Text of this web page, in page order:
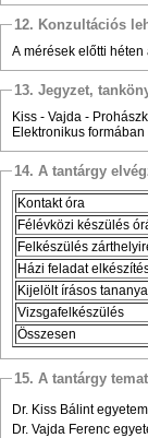
12. Konzultációs
A mérések előtti
13. Jegyzet,
Kiss - Vajda -
Elektronikus
14. A tantárgy
Kontakt óra
Félévközi készülés
Felkészülés
Házi feladat
Kijelölt írásos
Vizsgafelkészülés
Összesen
15. A tantárgy
Dr. Kiss Bálint
Dr. Vajda Ferenc